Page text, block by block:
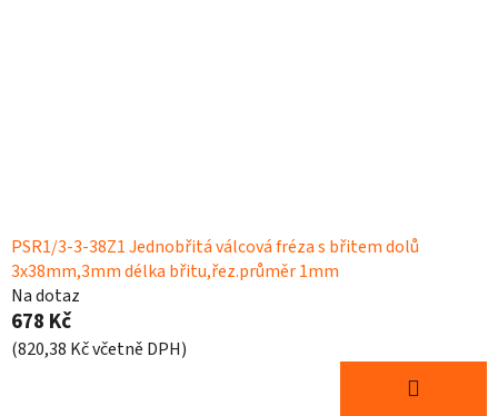
PSR1/3-3-38Z1 Jednobřitá válcová fréza s břitem dolů
3x38mm,3mm délka břitu,řez.průměr 1mm
Na dotaz
678 Kč
(820,38 Kč včetně DPH)